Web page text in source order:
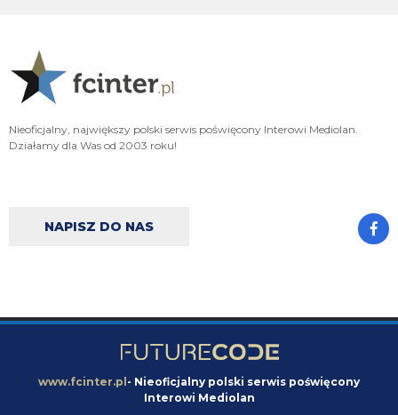
FENDI_SOSA 06.08.2026 22:15
Ważniejsze mamy pozycje do obstawienia
FENDI_SOSA
06.08.2026 22:15
nie może
Rebelde jaki plac budowy ?XD Nikt budowy nie rozpoczął w tym sezonie xd
Nieoficjalny, największy polski serwis poświęcony Interowi Mediolan.
Działamy dla Was od 2003 roku!
NAPISZ DO NAS
www.fcinter.pl - Nieoficjalny polski serwis poświęcony
Interowi Mediolan